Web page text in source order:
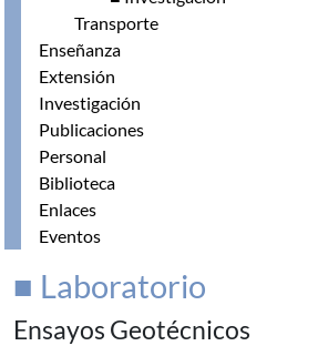
Transporte
Enseñanza
Extensión
Investigación
Publicaciones
Personal
Biblioteca
Enlaces
Eventos
■ Laboratorio
Ensayos Geotécnicos